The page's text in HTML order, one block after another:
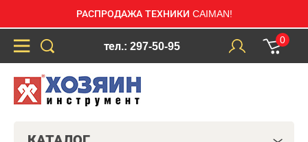
РАСПРОДАЖА ТЕХНИКИ CAIMAN!
тел.: 297-50-95
0